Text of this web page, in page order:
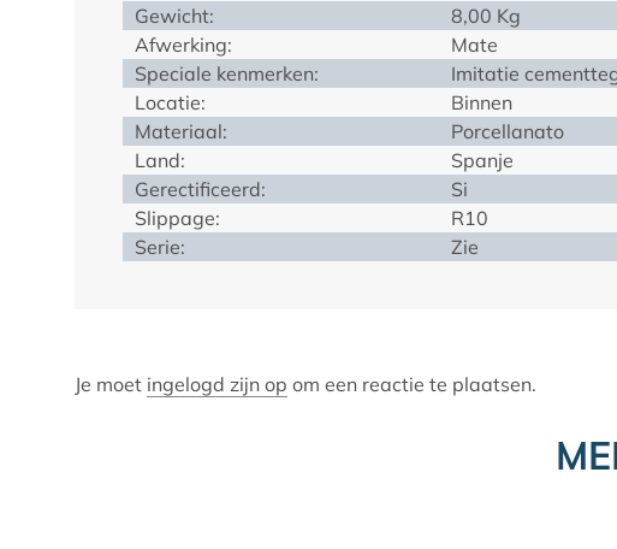
Gewicht:
8,00 Kg
Afwerking:
Mate
Speciale kenmerken:
Imitatie
Locatie:
Binnen
Materiaal:
Porcellanato
Land:
Spanje
Gerectificeerd:
Si
Slippage:
R10
Serie:
Zie
Je moet ingelogd zijn op om een reactie te plaatsen.